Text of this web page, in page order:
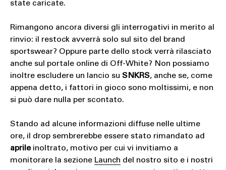
state caricate.
Rimangono ancora diversi gli interrogativi in merito al
rinvio: il restock avverrà solo sul sito del brand
sportswear? Oppure parte dello stock verrà rilasciato
anche sul portale online di Off-White? Non possiamo
inoltre escludere un lancio su SNKRS, anche se, come
appena detto, i fattori in gioco sono moltissimi, e non
si può dare nulla per scontato.
Stando ad alcune informazioni diffuse nelle ultime
ore, il drop sembrerebbe essere stato rimandato ad
aprileinoltrato, motivo per cui vi invitiamo a
monitorare la sezione Launch del nostro sito e i nostri